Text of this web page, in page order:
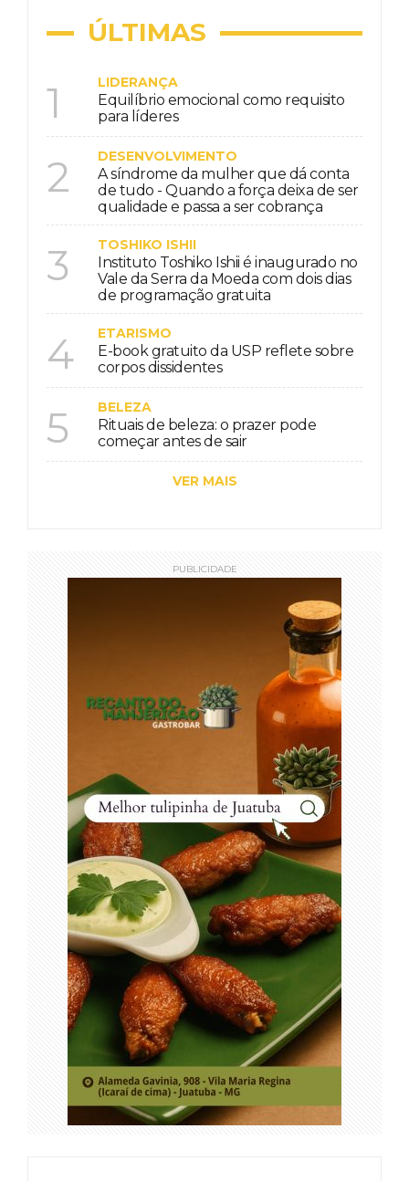
ÚLTIMAS
1 LIDERANÇA
Equilíbrio emocional como requisito
para líderes
2 DESENVOLVIMENTO
A síndrome da mulher que dá conta
de tudo - Quando a força deixa de ser
qualidade e passa a ser cobrança
3 TOSHIKO ISHII
Instituto Toshiko Ishii é inaugurado no
Vale da Serra da Moeda com dois dias
de programação gratuita
4 ETARISMO
E-book gratuito da USP reflete sobre
corpos dissidentes
5 BELEZA
Rituais de beleza: o prazer pode
começar antes de sair
VER MAIS
PUBLICIDADE